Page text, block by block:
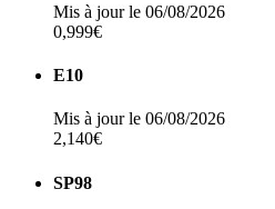
Mis à jour le 06/08/2026
0,999€
E10
Mis à jour le 06/08/2026
2,140€
SP98